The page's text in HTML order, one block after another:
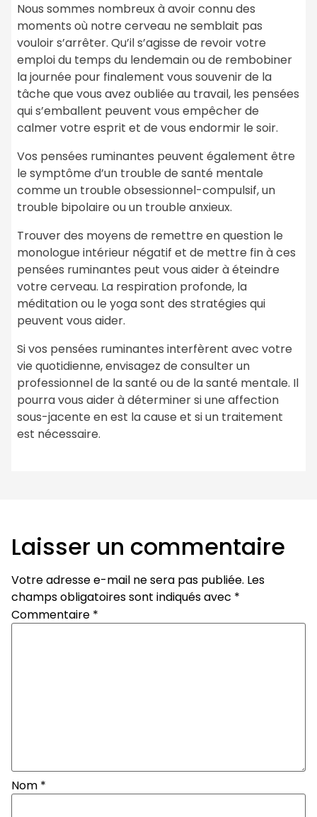
Nous sommes nombreux à avoir connu des
moments où notre cerveau ne semblait pas
vouloir s’arrêter. Qu’il s’agisse de revoir votre
emploi du temps du lendemain ou de rembobiner
la journée pour finalement vous souvenir de la
tâche que vous avez oubliée au travail, les pensées
qui s’emballent peuvent vous empêcher de
calmer votre esprit et de vous endormir le soir.
Vos pensées ruminantes peuvent également être
le symptôme d’un trouble de santé mentale
comme un trouble obsessionnel-compulsif, un
trouble bipolaire ou un trouble anxieux.
Trouver des moyens de remettre en question le
monologue intérieur négatif et de mettre fin à ces
pensées ruminantes peut vous aider à éteindre
votre cerveau. La respiration profonde, la
méditation ou le yoga sont des stratégies qui
peuvent vous aider.
Si vos pensées ruminantes interfèrent avec votre
vie quotidienne, envisagez de consulter un
professionnel de la santé ou de la santé mentale. Il
pourra vous aider à déterminer si une affection
sous-jacente en est la cause et si un traitement
est nécessaire.
Laisser un commentaire
Votre adresse e-mail ne sera pas publiée. Les
champs obligatoires sont indiqués avec *
Commentaire *
Nom *